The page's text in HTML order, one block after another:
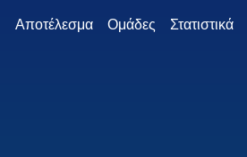
Αποτέλεσμα Ομάδες Στατιστικά